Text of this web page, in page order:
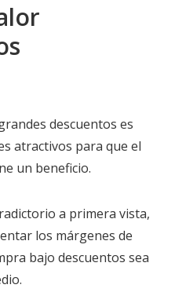
descuentos es
atractivos para que el
un beneficio.
a primera vista,
los márgenes de
bajo descuentos sea